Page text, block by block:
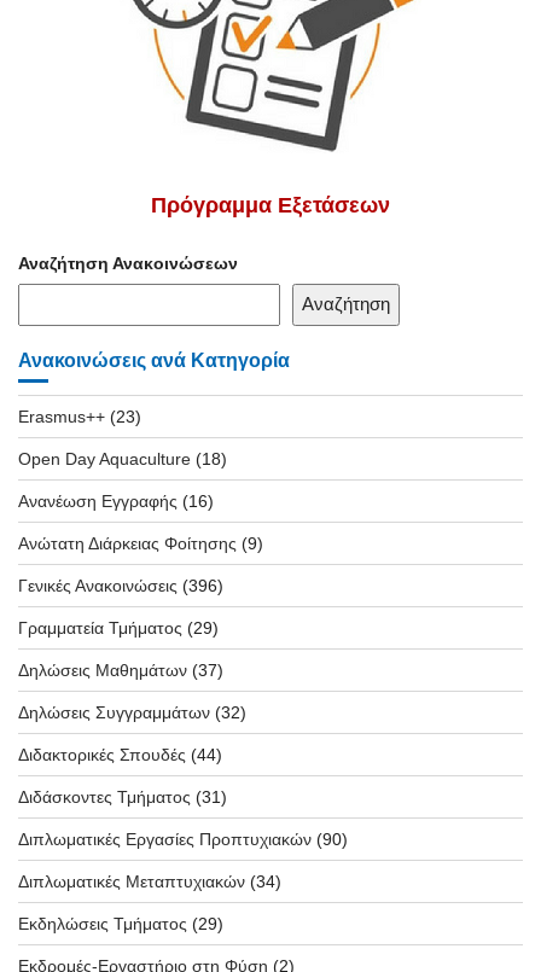
Πρόγραμμα Εξετάσεων
Αναζήτηση Ανακοινώσεων
Αναζήτηση
Ανακοινώσεις ανά Κατηγορία
Erasmus++ (23)
Open Day Aquaculture (18)
Ανανέωση Εγγραφής (16)
Ανώτατη Διάρκειας Φοίτησης (9)
Γενικές Ανακοινώσεις (396)
Γραμματεία Τμήματος (29)
Δηλώσεις Μαθημάτων (37)
Δηλώσεις Συγγραμμάτων (32)
Διδακτορικές Σπουδές (44)
Διδάσκοντες Τμήματος (31)
Διπλωματικές Εργασίες Προπτυχιακών (90)
Διπλωματικές Μεταπτυχιακών (34)
Εκδηλώσεις Τμήματος (29)
Εκδρομές-Εργαστήριο στη Φύση (2)